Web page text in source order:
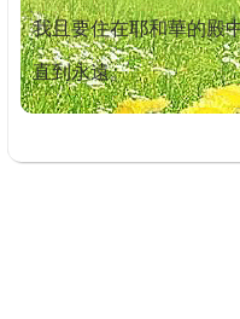
我且要住在耶和華的殿
直到永遠。